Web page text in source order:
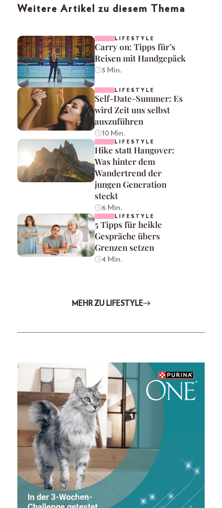
Weitere Artikel zu diesem Thema
LIFESTYLE
Carry on: Tipps für’s
Reisen mit Handgepäck
3 Min.
LIFESTYLE
Self-Date-Summer: Es
wird Zeit uns selbst
auszuführen
10 Min.
LIFESTYLE
Hike statt Hangover:
Was hinter dem
Wandertrend der
jungen Generation
steckt
6 Min.
LIFESTYLE
5 Tipps für heikle
Gespräche übers
Grenzen setzen
4 Min.
MEHR ZU LIFESTYLE